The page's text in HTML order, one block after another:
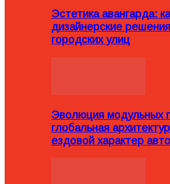
Эстетика авангарда:
дизайнерские
городских улиц
Эволюция модульных
глобальная
ездовой характер